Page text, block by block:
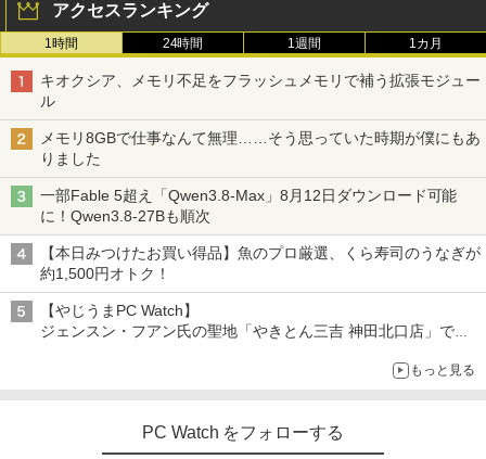
アクセスランキング
1時間 24時間 1週間 1カ月
キオクシア、メモリ不足をフラッシュメモリで補う拡張モジュー
ル
メモリ8GBで仕事なんて無理……そう思っていた時期が僕にもあ
りました
一部Fable 5超え「Qwen3.8-Max」8月12日ダウンロード可能
に！Qwen3.8-27Bも順次
【本日みつけたお買い得品】魚のプロ厳選、くら寿司のうなぎが
約1,500円オトク！
【やじうまPC Watch】
ジェンスン・フアン氏の聖地「やきとん三吉 神田北口店」で
～コース名を変更したのはNVIDIAに怒られたからではないもっと見る
PC Watch をフォローする